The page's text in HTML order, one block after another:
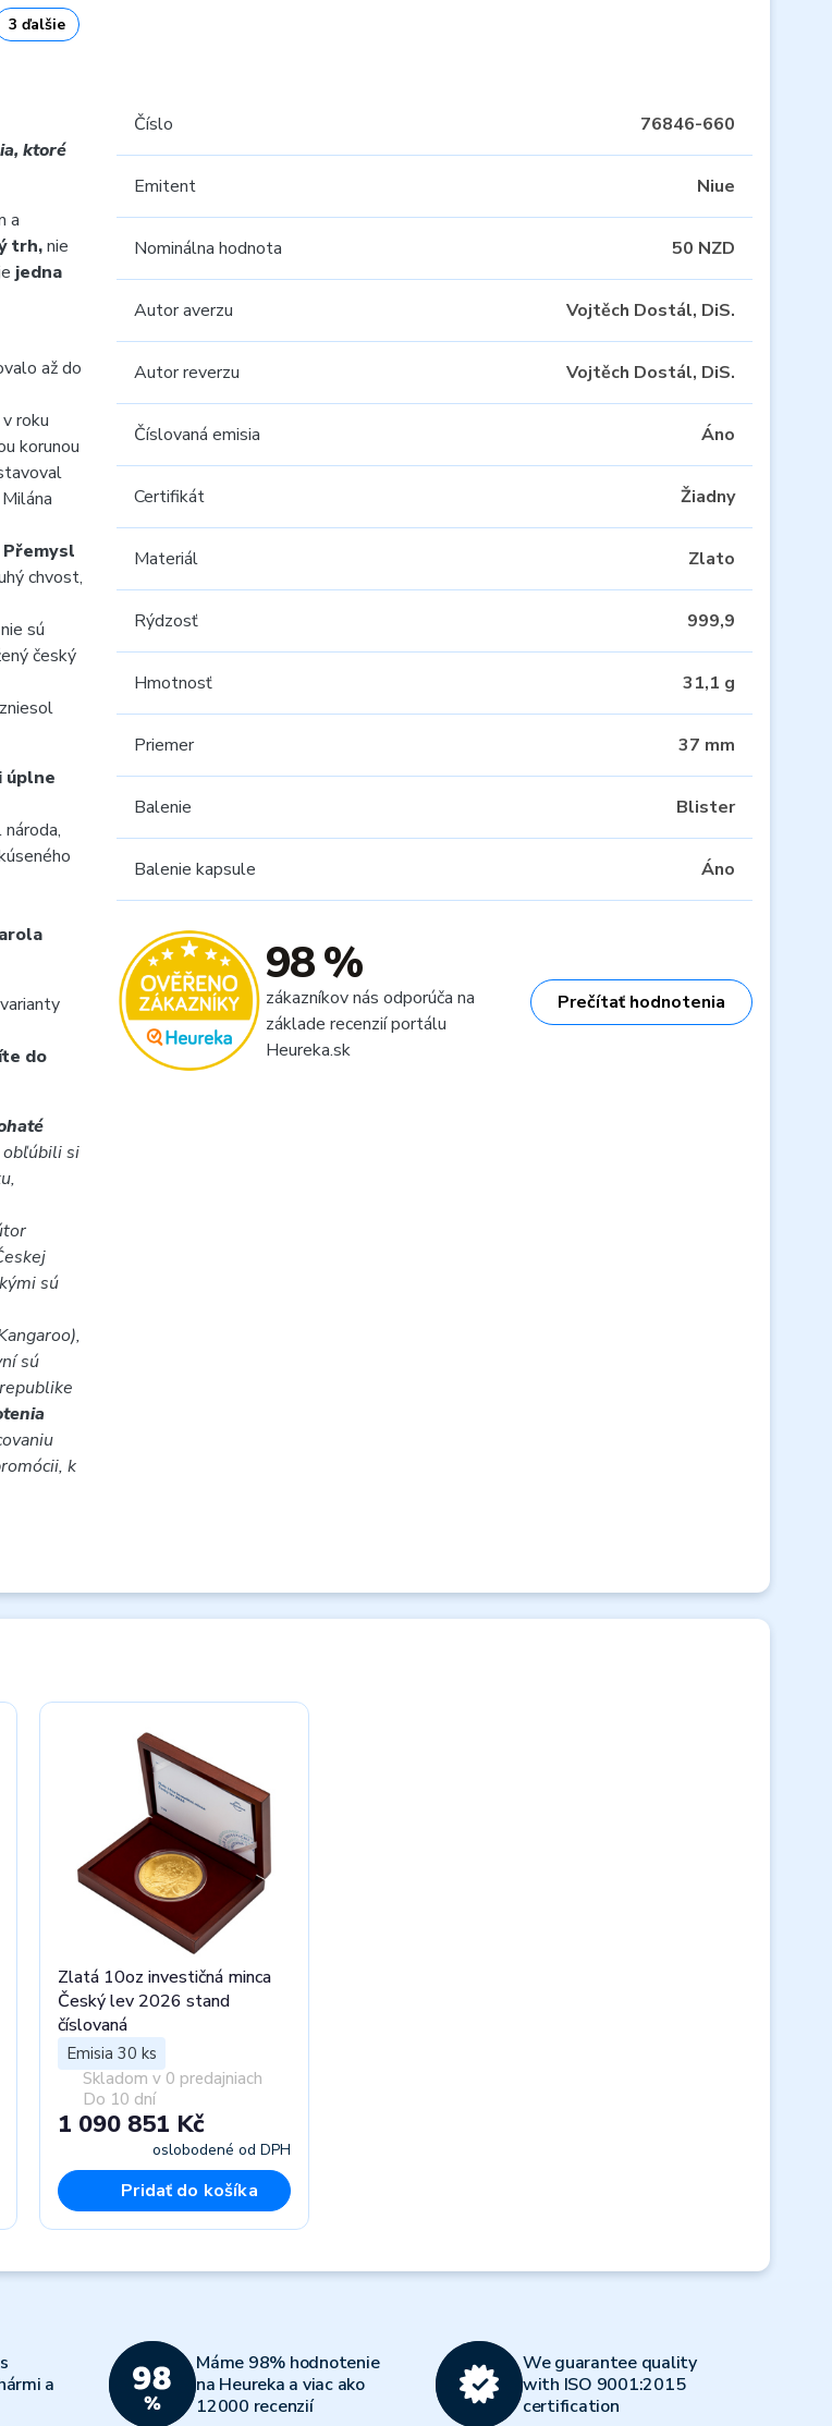
3 ďalšie
ktoré
a
trh,nie
jedna
až do
roku
korunou
chvost,
sú
český
úplne
do
obľúbili si
sú
sú
k
Číslo 76846-660
Emitent Niue
Nominálna hodnota 50 NZD
Autor averzu Vojtěch Dostál, DiS.
Autor reverzu Vojtěch Dostál, DiS.
Číslovaná emisia Áno
Certifikát Žiadny
Materiál Zlato
Rýdzosť 999,9
Hmotnosť 31,1 g
Priemer 37 mm
Balenie Blister
Balenie kapsule Áno
98 %
zákazníkov nás odporúča na
základe recenzií portálu
Heureka.sk
Prečítať hodnotenia
Zlatá 10oz investičná minca
Český lev 2026 stand
číslovaná
Emisia 30 ks
Skladom v 0 predajniach
Do 10 dní
1 090 851 Kč
oslobodené od DPH
Pridať do košíka
a
Máme 98% hodnotenie
na Heureka a viac ako
12000 recenzií
We guarantee quality
with ISO 9001:2015
certification